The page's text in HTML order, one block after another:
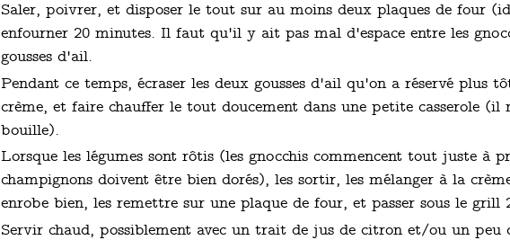
Saler, poivrer, et disposer le tout sur au moins deux plaques de four
enfourner 20 minutes. Il faut qu'il y ait pas mal d'espace entre les
gousses d'ail.
Pendant ce temps, écraser les deux gousses d'ail qu'on a réservé plus
crème, et faire chauffer le tout doucement dans une petite casserole (il
bouille).
Lorsque les légumes sont rôtis (les gnocchis commencent tout juste à
champignons doivent être bien dorés), les sortir, les mélanger à la
enrobe bien, les remettre sur une plaque de four, et passer sous le grill
Servir chaud, possiblement avec un trait de jus de citron et/ou un peu